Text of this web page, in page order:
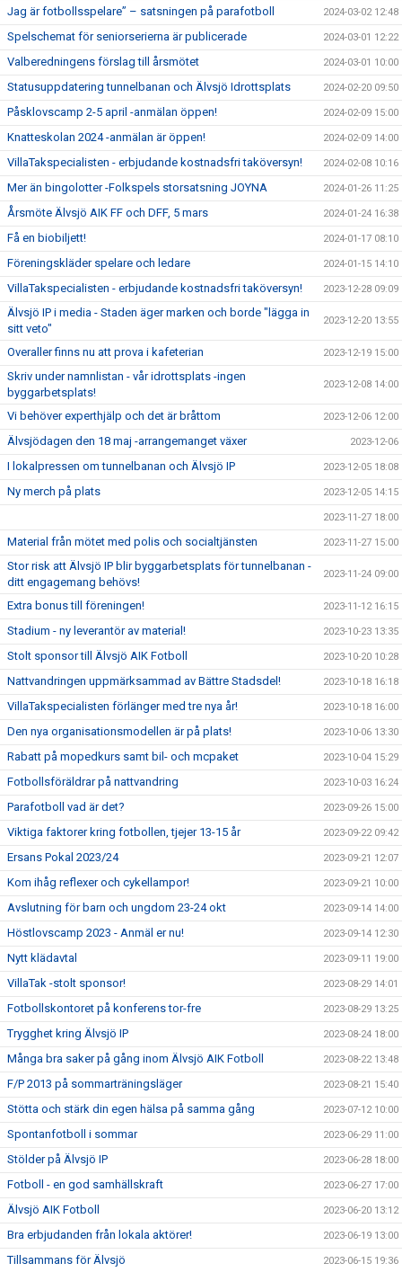
Jag är fotbollsspelare” – satsningen på parafotboll 2024-03-02 12:48
Spelschemat för seniorserierna är publicerade 2024-03-01 12:22
Valberedningens förslag till årsmötet 2024-03-01 10:00
Statusuppdatering tunnelbanan och Älvsjö Idrottsplats 2024-02-20 09:50
Påsklovscamp 2-5 april -anmälan öppen! 2024-02-09 15:00
Knatteskolan 2024 -anmälan är öppen! 2024-02-09 14:00
VillaTakspecialisten - erbjudande kostnadsfri taköversyn! 2024-02-08 10:16
Mer än bingolotter -Folkspels storsatsning JOYNA 2024-01-26 11:25
Årsmöte Älvsjö AIK FF och DFF, 5 mars 2024-01-24 16:38
Få en biobiljett! 2024-01-17 08:10
Föreningskläder spelare och ledare 2024-01-15 14:10
VillaTakspecialisten - erbjudande kostnadsfri taköversyn! 2023-12-28 09:09
Älvsjö IP i media - Staden äger marken och borde "lägga in
sitt veto"
2023-12-20 13:55
Overaller finns nu att prova i kafeterian 2023-12-19 15:00
Skriv under namnlistan - vår idrottsplats -ingen
byggarbetsplats!
2023-12-08 14:00
Vi behöver experthjälp och det är bråttom 2023-12-06 12:00
Älvsjödagen den 18 maj -arrangemanget växer 2023-12-06
I lokalpressen om tunnelbanan och Älvsjö IP 2023-12-05 18:08
Ny merch på plats 2023-12-05 14:15
2023-11-27 18:00
Material från mötet med polis och socialtjänsten 2023-11-27 15:00
Stor risk att Älvsjö IP blir byggarbetsplats för tunnelbanan -
ditt engagemang behövs!
2023-11-24 09:00
Extra bonus till föreningen! 2023-11-12 16:15
Stadium - ny leverantör av material! 2023-10-23 13:35
Stolt sponsor till Älvsjö AIK Fotboll 2023-10-20 10:28
Nattvandringen uppmärksammad av Bättre Stadsdel! 2023-10-18 16:18
VillaTakspecialisten förlänger med tre nya år! 2023-10-18 16:00
Den nya organisationsmodellen är på plats! 2023-10-06 13:30
Rabatt på mopedkurs samt bil- och mcpaket 2023-10-04 15:29
Fotbollsföräldrar på nattvandring 2023-10-03 16:24
Parafotboll vad är det? 2023-09-26 15:00
Viktiga faktorer kring fotbollen, tjejer 13-15 år 2023-09-22 09:42
Ersans Pokal 2023/24 2023-09-21 12:07
Kom ihåg reflexer och cykellampor! 2023-09-21 10:00
Avslutning för barn och ungdom 23-24 okt 2023-09-14 14:00
Höstlovscamp 2023 - Anmäl er nu! 2023-09-14 12:30
Nytt klädavtal 2023-09-11 19:00
VillaTak -stolt sponsor! 2023-08-29 14:01
Fotbollskontoret på konferens tor-fre 2023-08-29 13:25
Trygghet kring Älvsjö IP 2023-08-24 18:00
Många bra saker på gång inom Älvsjö AIK Fotboll 2023-08-22 13:48
F/P 2013 på sommarträningsläger 2023-08-21 15:40
Stötta och stärk din egen hälsa på samma gång 2023-07-12 10:00
Spontanfotboll i sommar 2023-06-29 11:00
Stölder på Älvsjö IP 2023-06-28 18:00
Fotboll - en god samhällskraft 2023-06-27 17:00
Älvsjö AIK Fotboll 2023-06-20 13:12
Bra erbjudanden från lokala aktörer! 2023-06-19 13:00
Tillsammans för Älvsjö 2023-06-15 19:36